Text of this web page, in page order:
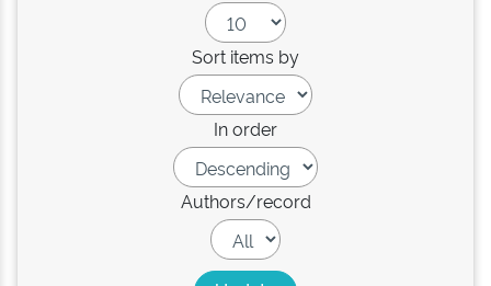
Sort items by
In order
Authors/record